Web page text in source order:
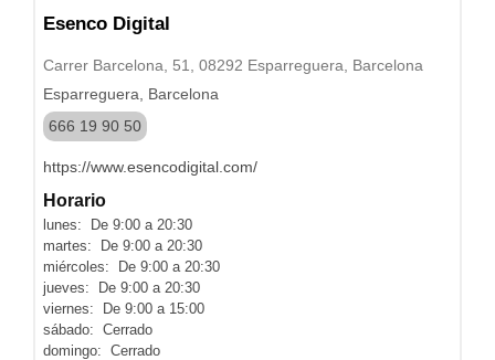
Esenco Digital
Carrer Barcelona, 51, 08292 Esparreguera, Barcelona
Esparreguera, Barcelona
666 19 90 50
https://www.esencodigital.com/
Horario
lunes: De 9:00 a 20:30
martes: De 9:00 a 20:30
miércoles: De 9:00 a 20:30
jueves: De 9:00 a 20:30
viernes: De 9:00 a 15:00
sábado: Cerrado
domingo: Cerrado